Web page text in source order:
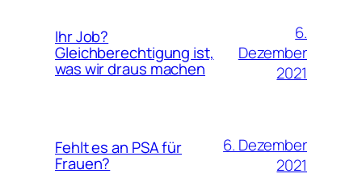
Ihr Job?
Gleichberechtigung ist,
was wir draus machen
6.
Dezember
2021
Fehlt es an PSA für
Frauen?
6. Dezember
2021